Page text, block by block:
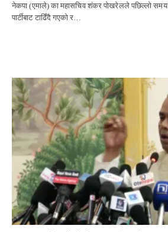
नेकपा (एमाले) का महासचिव शंकर पोखरेलले पछिल्लो समय
पार्टीबाट टाढिँदै गएको र…